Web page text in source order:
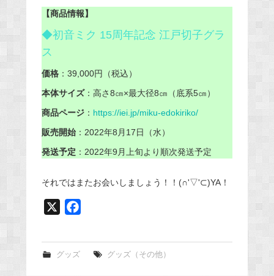
【商品情報】
◆初音ミク 15周年記念 江戸切子グラ
ス
価格：39,000円（税込）
本体サイズ：高さ8㎝×最大径8㎝（底系5㎝）
商品ページ： https://iei.jp/miku-edokiriko/
販売開始：2022年8月17日（水）
発送予定 ：2022年9月上旬より順次発送予定
それではまたお会いしましょう！！(∩'▽'⊂)YA！
グッズ グッズ（その他）